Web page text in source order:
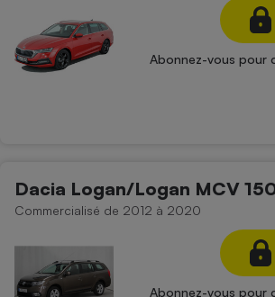
Abonnez-vous pour
Dacia Logan/Logan MCV
Commercialisé de 2012 à 2020
Abonnez-vous pour